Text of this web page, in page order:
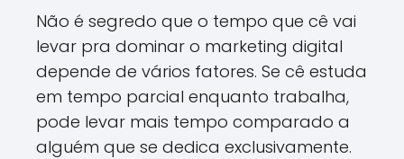
Não é segredo que o tempo que cê vai
levar pra dominar o marketing digital
depende de vários fatores. Se cê estuda
em tempo parcial enquanto trabalha,
pode levar mais tempo comparado a
alguém que se dedica exclusivamente.